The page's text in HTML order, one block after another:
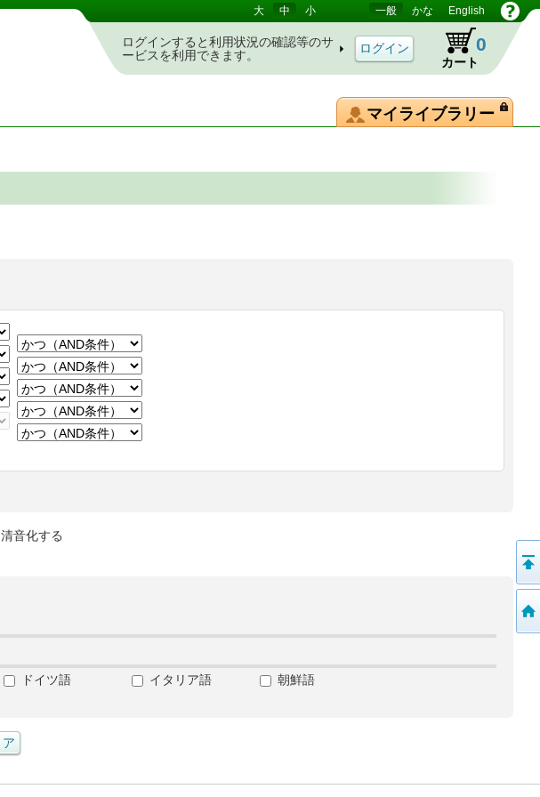
大 中 小 一般 かな English
ログインすると利用状況の確認等のサ
ービスを利用できます。
カート
0
マイライブラリー
清音化する
ドイツ語 イタリア語
朝鮮語